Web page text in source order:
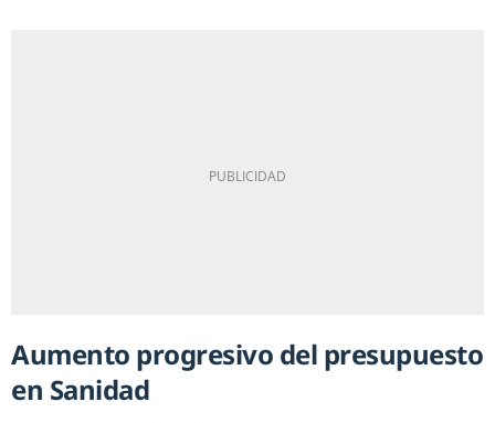
Aumento progresivo del presupuesto
en Sanidad